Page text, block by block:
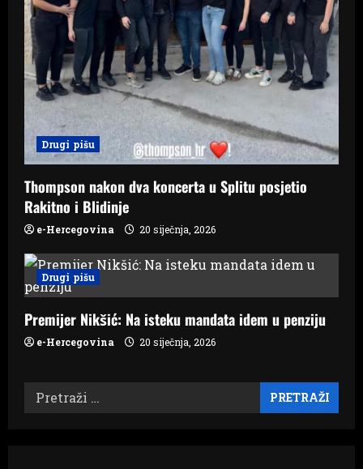
Drugi pišu
Thompson nakon dva koncerta u Splitu posjetio
Rakitno i Blidinje
e-Hercegovina 20 siječnja, 2026
Drugi pišu
Premijer Nikšić: Na isteku mandata idem u penziju
e-Hercegovina 20 siječnja, 2026
Pretraži: